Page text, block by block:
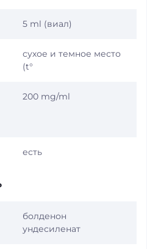
5 ml (виал)
сухое и темное место
(t°
200 mg/ml
есть
болденон
ундесиленат